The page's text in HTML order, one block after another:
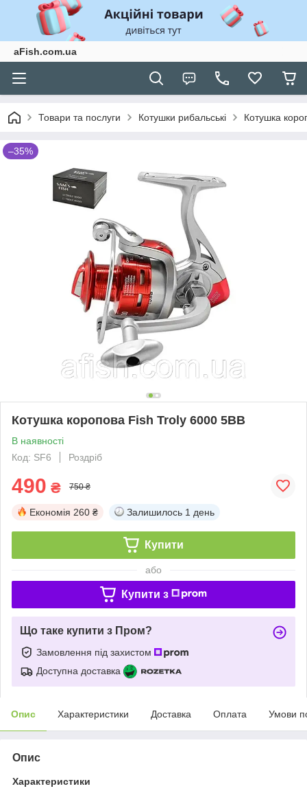
aFish.com.ua
Товари та послуги Котушки рибальські Котушка
–35%
Котушка коропова Fish Troly 6000 5BB
В наявності
Код: SF6
Роздріб
490 ₴ 750 ₴
Економія 260 ₴ Залишилось 1 день
Купити
або
Купити з
Що таке купити з Пром?
Замовлення під захистом
Доступна доставка
Опис Характеристики Доставка Оплата Умови
Опис
Характеристики